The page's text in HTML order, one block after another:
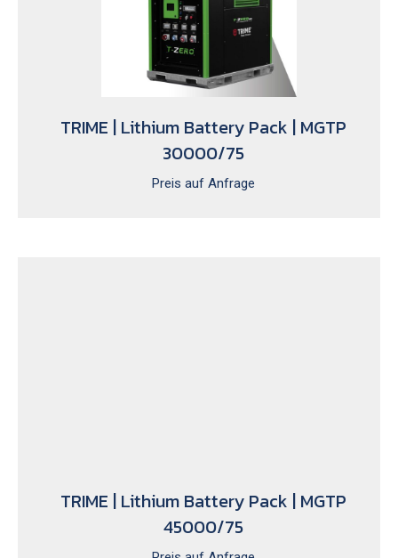
TRIME | Lithium Battery Pack | MGTP
30000/75
Preis auf Anfrage
TRIME | Lithium Battery Pack | MGTP
45000/75